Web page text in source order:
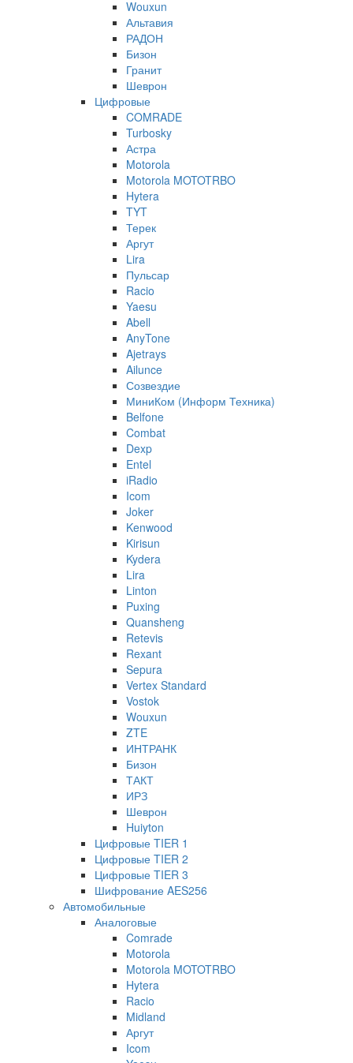
Wouxun
Альтавия
РАДОН
Бизон
Гранит
Шеврон
Цифровые
COMRADE
Turbosky
Астра
Motorola
Motorola MOTOTRBO
Hytera
TYT
Терек
Аргут
Lira
Пульсар
Racio
Yaesu
Abell
AnyTone
Ajetrays
Ailunce
Созвездие
МиниКом (Информ Техника)
Belfone
Combat
Dexp
Entel
iRadio
Icom
Joker
Kenwood
Kirisun
Kydera
Lira
Linton
Puxing
Quansheng
Retevis
Rexant
Sepura
Vertex Standard
Vostok
Wouxun
ZTE
ИНТРАНК
Бизон
ТАКТ
ИРЗ
Шеврон
Huiyton
Цифровые TIER 1
Цифровые TIER 2
Цифровые TIER 3
Шифрование AES256
Автомобильные
Аналоговые
Comrade
Motorola
Motorola MOTOTRBO
Hytera
Racio
Midland
Аргут
Icom